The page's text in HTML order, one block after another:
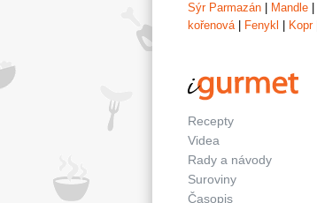
Sýr Parmazán
Mandle
kořenová| Fenykl Kopr|
Recepty
Videa
Rady a návody
Suroviny
Časopis